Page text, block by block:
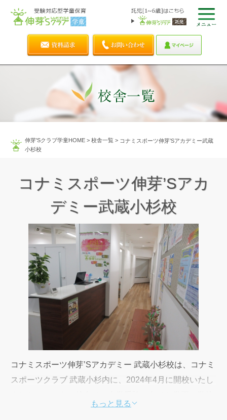
伸芽'Sクラブ学童HOME> 校舎一覧> コナミスポーツ伸芽’Sアカデミー武蔵
小杉校
コナミスポーツ伸芽’Sアカ
デミー武蔵小杉校
コナミスポーツ伸芽’Sアカデミー 武蔵小杉校は、コナミ
スポーツクラブ 武蔵小杉内に、2024年4月に開校いたし
の宿題、そしてスポーツにも全力で取り組むお子さまの
もっと見る